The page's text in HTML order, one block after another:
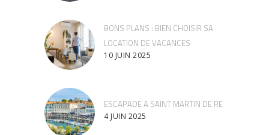
BONS PLANS : BIEN CHOISIR SA
LOCATION DE VACANCES
10 JUIN 2025
ESCAPADE A SAINT MARTIN DE RE
4 JUIN 2025